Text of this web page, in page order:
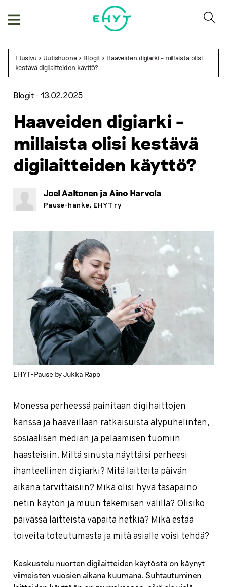
Etusivu > Uutishuone > Blogit > Haaveiden digiarki – millaista olisi
kestävä digilaitteiden käyttö?
Blogit -13.02.2025
Haaveiden digiarki –
millaista olisi kestävä
digilaitteiden käyttö?
Joel Aaltonen ja Aino Harvola
Pause-hanke, EHYT ry
EHYT-Pause by Jukka Rapo
Monessa perheessä painitaan digihaittojen
kanssa ja haaveillaan ratkaisuista älypuhelinten,
sosiaalisen median ja pelaamisen tuomiin
haasteisiin. Miltä sinusta näyttäisi perheesi
ihanteellinen digiarki? Mitä laitteita päivän
aikana tarvittaisiin? Mikä olisi hyvä tasapaino
netin käytön ja muun tekemisen välillä? Olisiko
päivässä laitteista vapaita hetkiä? Mikä estää
toiveita toteutumasta ja mitä asialle voisi tehdä?
Keskustelu nuorten digilaitteiden käytöstä on käynyt
viimeisten vuosien aikana kuumana. Suhtautuminen